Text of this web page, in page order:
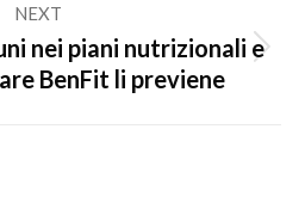
NEXT
Next
post:
nei piani nutrizionali e
BenFit li previene